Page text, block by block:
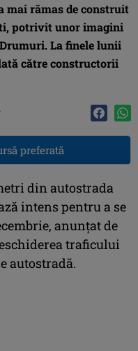
mai rămas de construit
potrivit unor imagini
La finele lunii
către constructorii
preferată
din autostrada
intens pentru a se
anunţat de
traficului
autostradă.